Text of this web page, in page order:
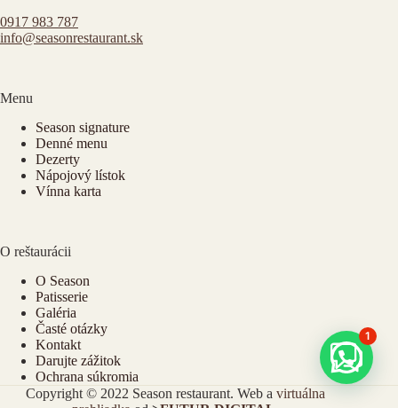
0917 983 787
info@seasonrestaurant.sk
Menu
Season signature
Denné menu
Dezerty
Nápojový lístok
Vínna karta
O reštaurácii
O Season
Patisserie
Galéria
Časté otázky
Kontakt
Darujte zážitok
Ochrana súkromia
Copyright © 2022 Season restaurant. Web a virtuálna
1